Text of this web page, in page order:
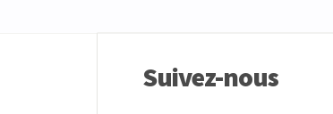
Suivez-nous